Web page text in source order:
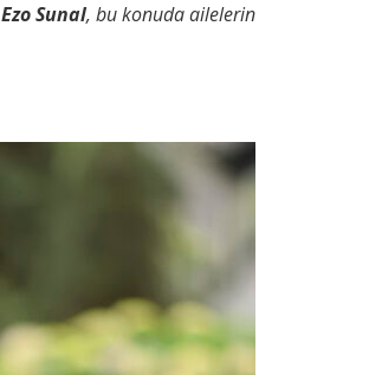
Ezo Sunal, bu konuda ailelerin